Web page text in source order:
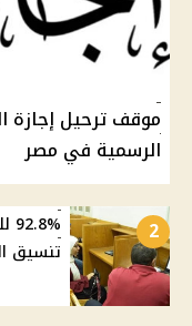
الرسمية في مصر
2
تنسيق الجامعات 2026